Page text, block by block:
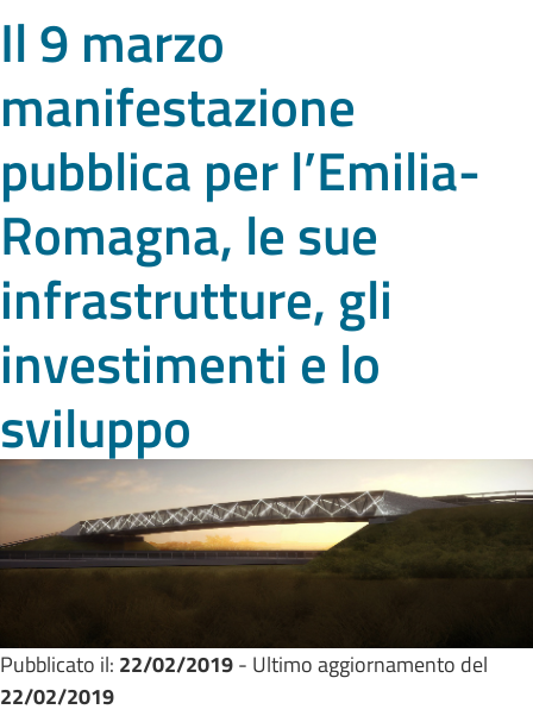
Il 9 marzo
manifestazione
pubblica per l’Emilia-
Romagna, le sue
infrastrutture, gli
investimenti e lo
sviluppo
Pubblicato il: 22/02/2019- Ultimo aggiornamento del
22/02/2019